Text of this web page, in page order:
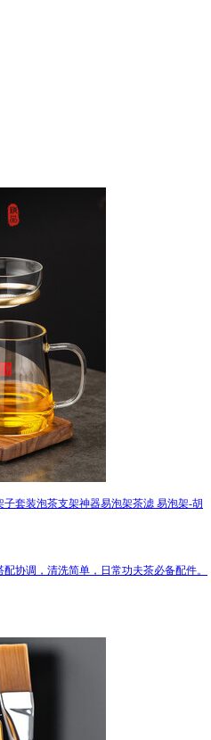
套装泡茶支架神器易泡架茶滤 易泡架-胡
协调，清洗简单，日常功夫茶必备配件。